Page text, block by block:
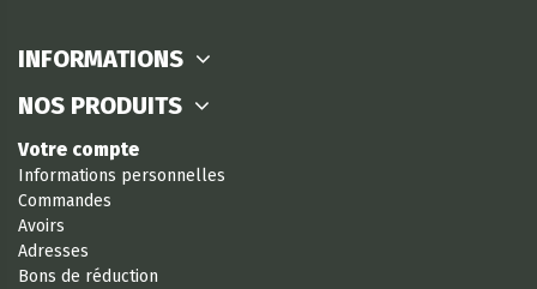
INFORMATIONS
NOS PRODUITS
Votre compte
Informations personnelles
Commandes
Avoirs
Adresses
Bons de réduction